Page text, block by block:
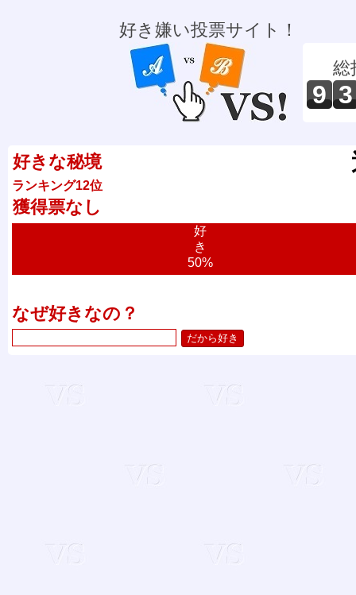
好き嫌い投票サイト！
総
9 3
好きな秘境
ランキング12位
獲得票なし
好
き
50%
なぜ好きなの？